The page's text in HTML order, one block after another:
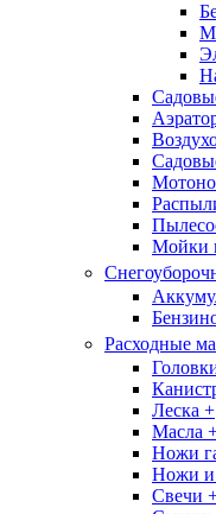
Мойки
Расходные
Леска +
Масла
Ножи
Ножи и
Свечи